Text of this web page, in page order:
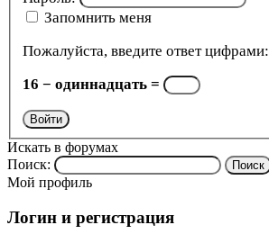
Запомнить меня
Пожалуйста, введите ответ цифрами:
16 − одиннадцать =
Войти
Искать в форумах
Поиск:
Мой профиль
Логин и регистрация